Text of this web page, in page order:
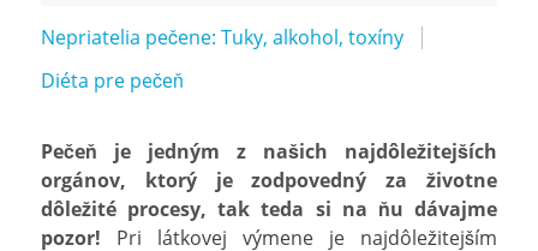
Nepriatelia pečene: Tuky, alkohol, toxíny
Diéta pre pečeň
Pečeň je jedným z našich najdôležitejších
orgánov, ktorý je zodpovedný za životne
dôležité procesy, tak teda si na ňu dávajme
pozor! Pri látkovej výmene je najdôležitejším